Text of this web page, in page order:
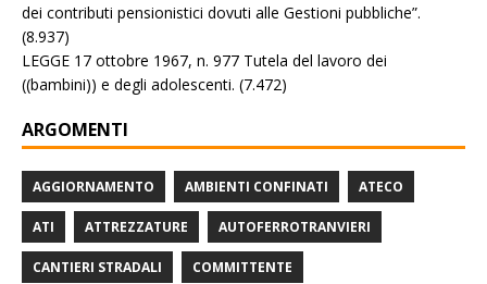
dei contributi pensionistici dovuti alle Gestioni pubbliche”.
(8.937)
LEGGE 17 ottobre 1967, n. 977 Tutela del lavoro dei
((bambini)) e degli adolescenti. (7.472)
ARGOMENTI
AGGIORNAMENTO AMBIENTI CONFINATI ATECO
ATI ATTREZZATURE AUTOFERROTRANVIERI
CANTIERI STRADALI COMMITTENTE